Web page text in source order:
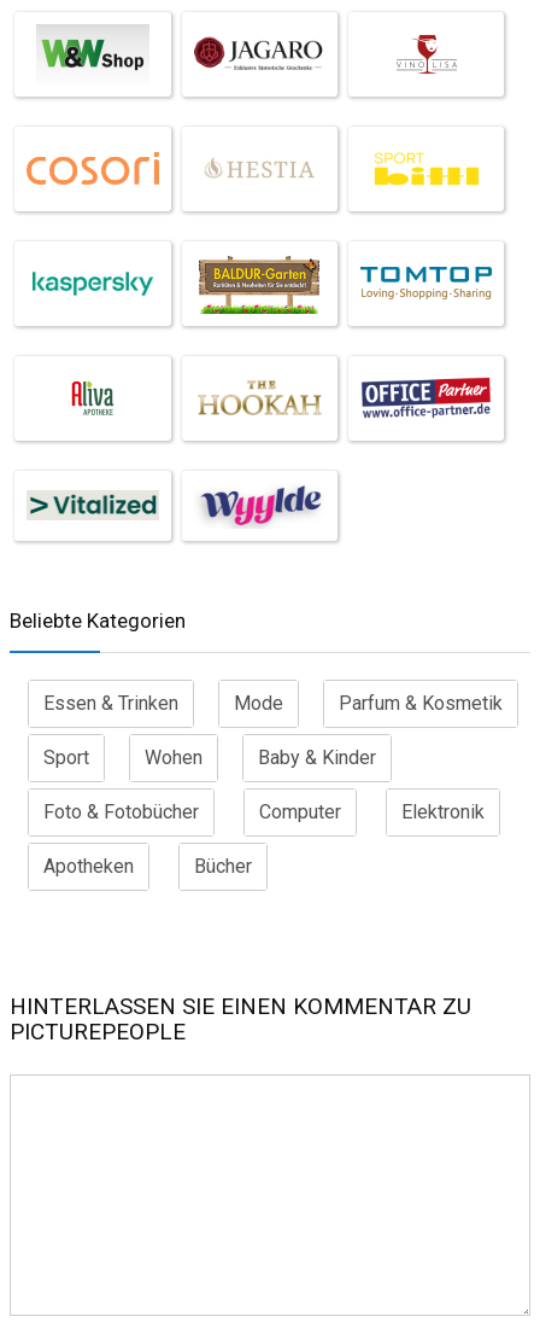
Beliebte Kategorien
Essen & Trinken Mode Parfum & Kosmetik
Sport Wohen Baby & Kinder
Foto & Fotobücher Computer Elektronik
Apotheken Bücher
HINTERLASSEN SIE EINEN KOMMENTAR ZU
PICTUREPEOPLE